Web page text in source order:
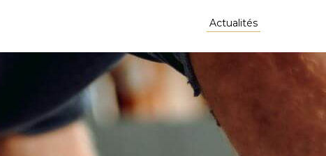
Actualités